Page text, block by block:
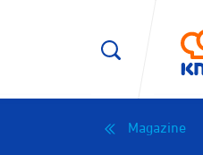
Magazine